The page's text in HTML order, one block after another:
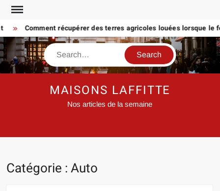
Skip
contentComment récupérer des terres agricoles louées lorsque le
Search
MAISONS LAFFITTE
Nos articles de la semaine
Catégorie :Auto